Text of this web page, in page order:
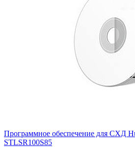
Программное обеспечение для СХД
STLSR100S85